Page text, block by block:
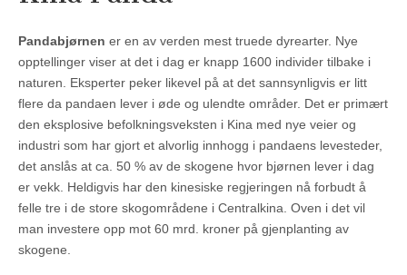
Pandabjørnen er en av verden mest truede dyrearter. Nye
opptellinger viser at det i dag er knapp 1600 individer tilbake i
naturen. Eksperter peker likevel på at det sannsynligvis er litt
flere da pandaen lever i øde og ulendte områder. Det er primært
den eksplosive befolkningsveksten i Kina med nye veier og
industri som har gjort et alvorlig innhogg i pandaens levesteder,
det anslås at ca. 50 % av de skogene hvor bjørnen lever i dag
er vekk. Heldigvis har den kinesiske regjeringen nå forbudt å
felle tre i de store skogområdene i Centralkina. Oven i det vil
man investere opp mot 60 mrd. kroner på gjenplanting av
skogene.